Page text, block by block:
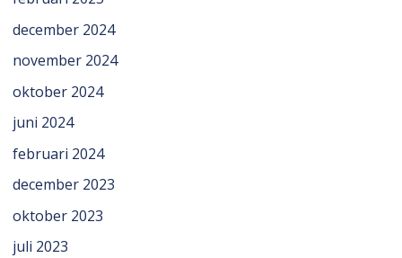
december 2024
november 2024
oktober 2024
juni 2024
februari 2024
december 2023
oktober 2023
juli 2023